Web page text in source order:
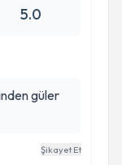
ve
5.0
güler
Şikayet Et